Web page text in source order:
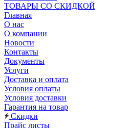
ТОВАРЫ СО СКИДКОЙ
Главная
О нас
О компании
Новости
Контакты
Документы
Услуги
Доставка и оплата
Условия оплаты
Условия доставки
Гарантия на товар
Скидки
Прайс листы